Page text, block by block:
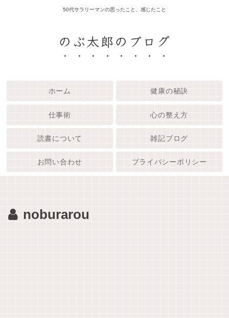
50代サラリーマンの思ったこと、感じたこと
のぶ太郎のブログ
ホーム 健康の秘訣
仕事術 心の整え方
読書について 雑記ブログ
お問い合わせ プライバシーポリシー
noburarou